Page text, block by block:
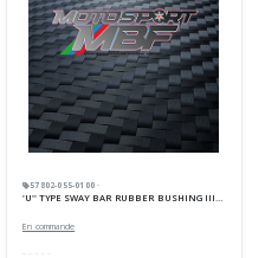
57802-055-0100 ·
'U'' TYPE SWAY BAR RUBBER BUSHING III - NK 700 U
En commande